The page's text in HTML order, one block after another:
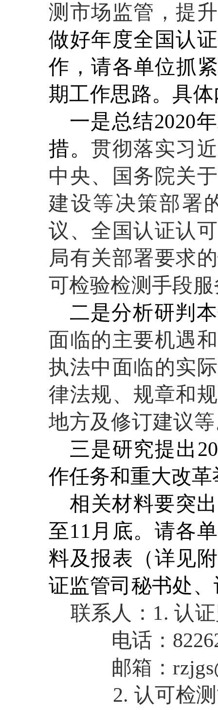
测市场监管，提
做好年度全国认
作，请各单位抓
期工作思路。具
一是总结2020
措。贯彻落实习
中央、国务院关
建设等决策部署
议、全国认证认
局有关部署要求
可检验检测手段
二是分析研判
面临的主要机遇
执法中面临的实
律法规、规章和
地方及修订建议
三是研究提出
作任务和重大改革
相关材料要突
至11 月底。请各
料及报表（详见
证监管司秘书处
联系人： 1.认
电话：
邮箱：rzjgs
2.认可检